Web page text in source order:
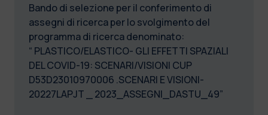
Bando di selezione per il conferimento di
assegni di ricerca per lo svolgimento del
programma di ricerca denominato:
“ PLASTICO/ELASTICO- GLI EFFETTI SPAZIALI
DEL COVID-19: SCENARI/VISIONI CUP
D53D23010970006 .SCENARI E VISIONI-
20227LAPJT _ 2023_ASSEGNI_DASTU_49”